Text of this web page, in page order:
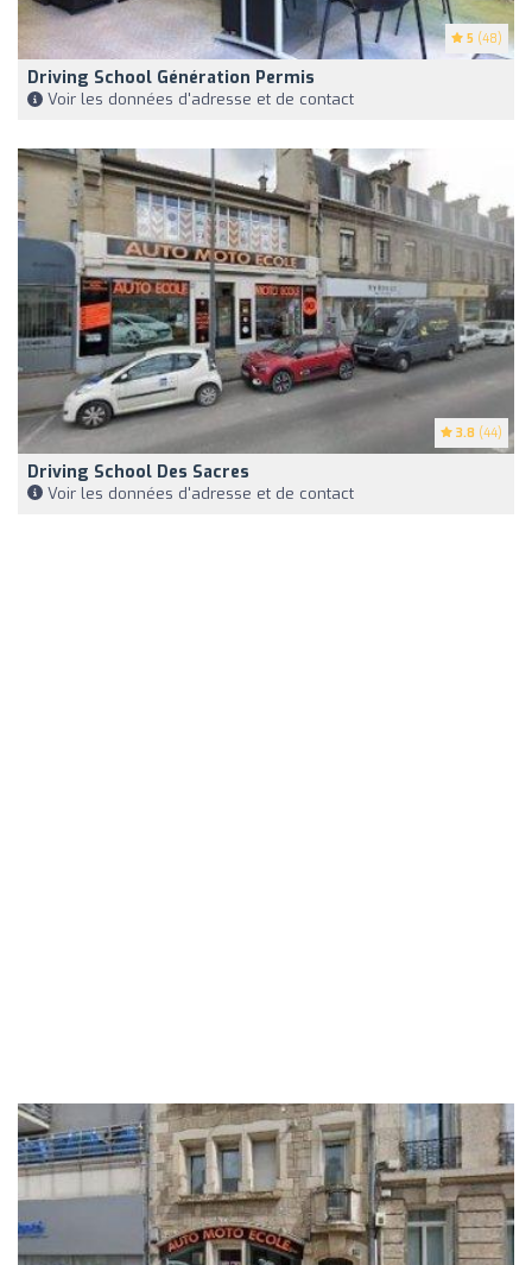
5 (48)
Driving School Génération Permis
Voir les données d'adresse et de contact
3.8 (44)
Driving School Des Sacres
Voir les données d'adresse et de contact